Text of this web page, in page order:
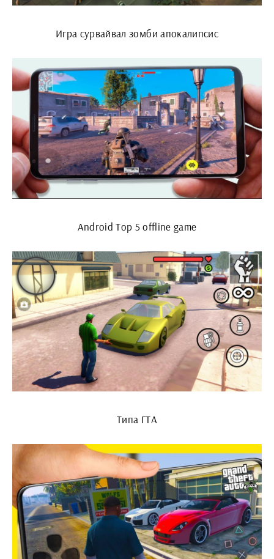
Игра сурвайвал зомби апокалипсис
Android Top 5 offline game
Типа ГТА